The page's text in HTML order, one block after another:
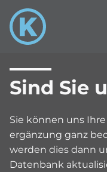
Sind Sie
Sie können uns
ergänzung ganz
werden dies dann
Datenbank